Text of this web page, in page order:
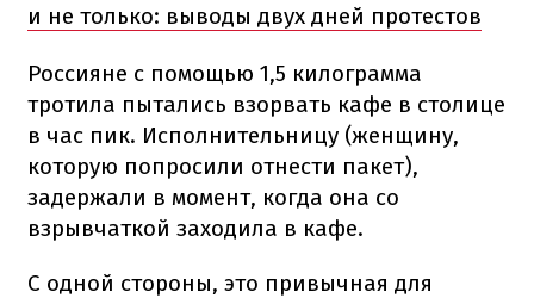
и не только: выводы двух дней протестов
Россияне с помощью 1,5 килограмма
тротила пытались взорвать кафе в столице
в час пик. Исполнительницу (женщину,
которую попросили отнести пакет),
задержали в момент, когда она со
взрывчаткой заходила в кафе.
С одной стороны, это привычная для